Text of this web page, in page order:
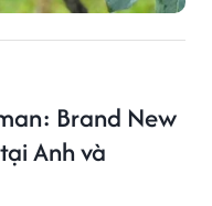
Brand New
Anh và